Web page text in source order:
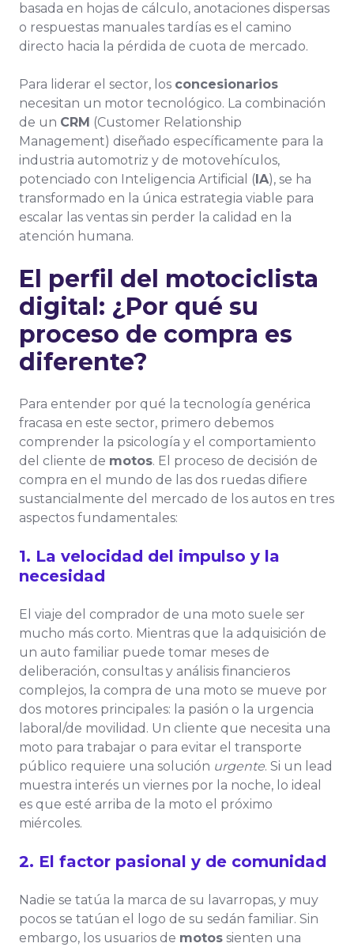
basada en hojas de cálculo, anotaciones dispersas
o respuestas manuales tardías es el camino
directo hacia la pérdida de cuota de mercado.
Para liderar el sector, los concesionarios
necesitan un motor tecnológico. La combinación
de un CRM (Customer Relationship
Management) diseñado específicamente para la
industria automotriz y de motovehículos,
potenciado con Inteligencia Artificial ( IA), se ha
transformado en la única estrategia viable para
escalar las ventas sin perder la calidad en la
atención humana.
El perfil del motociclista
digital: ¿Por qué su
proceso de compra es
diferente?
Para entender por qué la tecnología genérica
fracasa en este sector, primero debemos
comprender la psicología y el comportamiento
del cliente de motos. El proceso de decisión de
compra en el mundo de las dos ruedas difiere
sustancialmente del mercado de los autos en tres
aspectos fundamentales:
1. La velocidad del impulso y la
necesidad
El viaje del comprador de una moto suele ser
mucho más corto. Mientras que la adquisición de
un auto familiar puede tomar meses de
deliberación, consultas y análisis financieros
complejos, la compra de una moto se mueve por
dos motores principales: la pasión o la urgencia
laboral/de movilidad. Un cliente que necesita una
moto para trabajar o para evitar el transporte
público requiere una solución urgente. Si un lead
muestra interés un viernes por la noche, lo ideal
es que esté arriba de la moto el próximo
miércoles.
2. El factor pasional y de comunidad
Nadie se tatúa la marca de su lavarropas, y muy
pocos se tatúan el logo de su sedán familiar. Sin
embargo, los usuarios de motos sienten una